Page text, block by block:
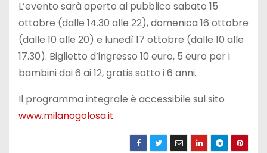
L’evento sarà aperto al pubblico sabato 15
ottobre (dalle 14.30 alle 22), domenica 16 ottobre
(dalle 10 alle 20) e lunedì 17 ottobre (dalle 10 alle
17.30). Biglietto d’ingresso 10 euro, 5 euro per i
bambini dai 6 ai 12, gratis sotto i 6 anni.
Il programma integrale è accessibile sul sito
www.milanogolosa.it